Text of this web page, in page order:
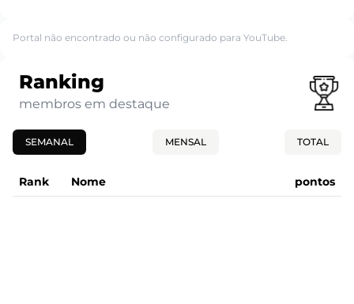
Portal não encontrado ou não configurado para YouTube.
Ranking
membros em destaque
SEMANAL MENSAL TOTAL
Rank Nome pontos